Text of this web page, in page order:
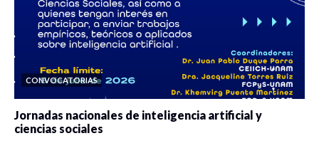
CONVOCATORIAS
Jornadas nacionales de inteligencia artificial y
ciencias sociales